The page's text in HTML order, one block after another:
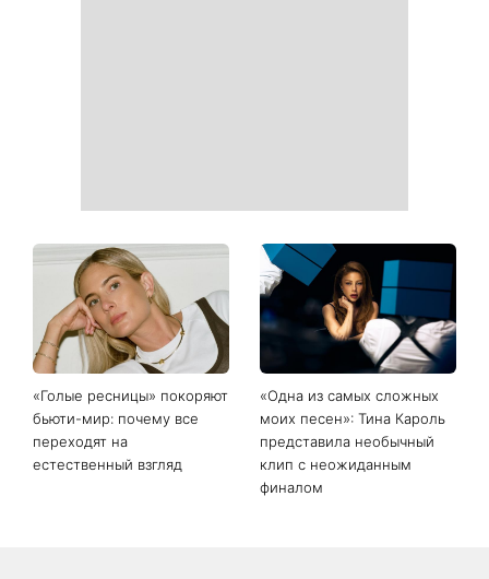
«Голые ресницы» покоряют
бьюти-мир: почему все
переходят на
естественный взгляд
«Одна из самых сложных
моих песен»: Тина Кароль
представила необычный
клип с неожиданным
финалом